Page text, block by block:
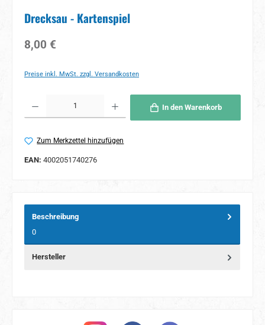
Drecksau - Kartenspiel
Regulärer Preis:
8,00 €
Preise inkl. MwSt. zzgl. Versandkosten
In den Warenkorb
Zum Merkzettel hinzufügen
EAN: 4002051740276
Beschreibung
0
Hersteller